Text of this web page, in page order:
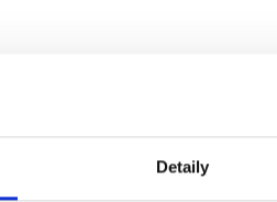
Detaily